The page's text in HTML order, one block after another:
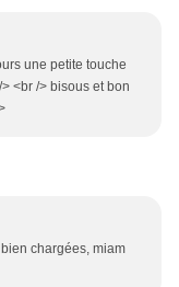
une petite touche
<br /> bisous et bon
chargées, miam